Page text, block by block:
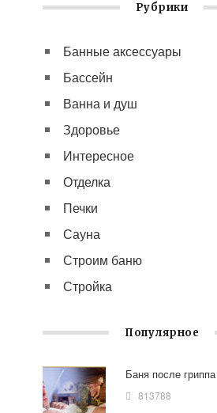
Рубрики
Банные аксессуары
Бассейн
Ванна и душ
Здоровье
Интересное
Отделка
Печки
Сауна
Строим баню
Стройка
Популярное
Баня после гриппа
813788